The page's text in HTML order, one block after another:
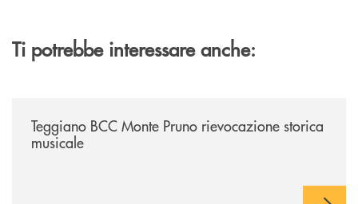
Ti potrebbe interessare anche:
Teggiano BCC Monte Pruno rievocazione storica
musicale